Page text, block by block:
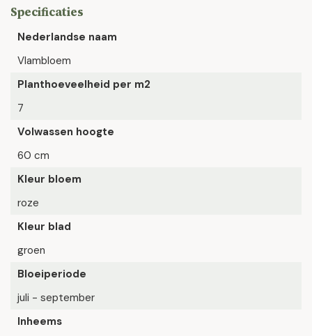
Specificaties
Nederlandse naam
Vlambloem
Planthoeveelheid per m2
7
Volwassen hoogte
60 cm
Kleur bloem
roze
Kleur blad
groen
Bloeiperiode
juli - september
Inheems